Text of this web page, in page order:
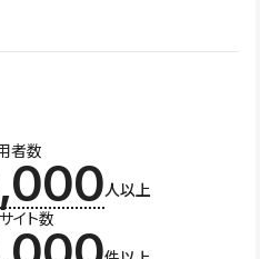
者数
人以上
イト数